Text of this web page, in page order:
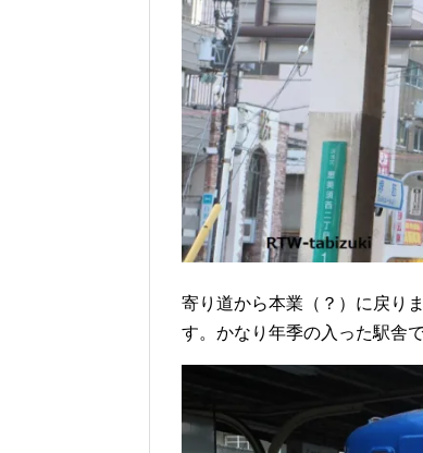
寄り道から本業（？）に戻り
す。かなり年季の入った駅舎で